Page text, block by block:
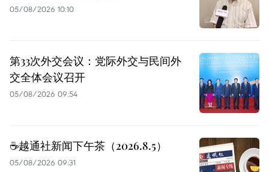
05/08/2026 10:10
第33次外交会议：党际外交与民间外
交全体会议召开
05/08/2026 09:54
☕️越通社新闻下午茶（2026.8.5）
05/08/2026 09:31